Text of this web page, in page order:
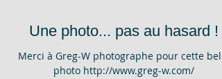
19 nov. 2022